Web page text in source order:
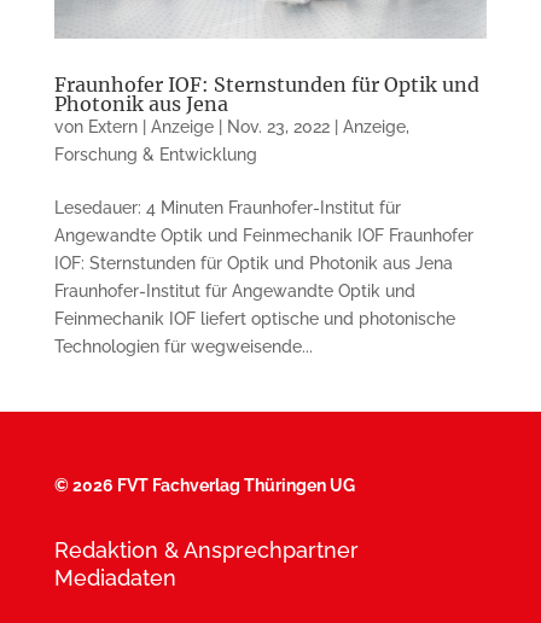
Fraunhofer IOF: Sternstunden für Optik und
Photonik aus Jena
von Extern | Anzeige| Nov. 23, 2022| Anzeige,
Forschung & Entwicklung
Lesedauer: 4 Minuten Fraunhofer-Institut für
Angewandte Optik und Feinmechanik IOF Fraunhofer
IOF: Sternstunden für Optik und Photonik aus Jena
Fraunhofer-Institut für Angewandte Optik und
Feinmechanik IOF liefert optische und photonische
Technologien für weg­weisende...
©2026 FVT Fachverlag Thüringen UG
Redaktion & Ansprechpartner
Mediadaten